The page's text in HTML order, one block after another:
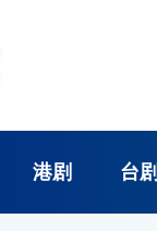
港剧 台剧